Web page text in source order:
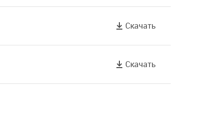
Скачать
Скачать